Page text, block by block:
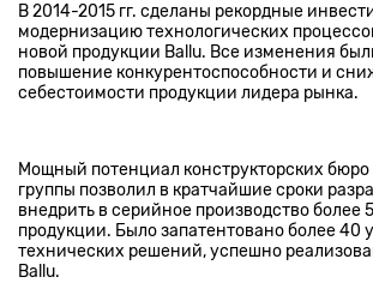
В 2014-2015 гг. сделаны рекордные
модернизацию технологических
новой продукции Ballu. Все изменения
повышение конкурентоспособности и
себестоимости продукции лидера рынка.
Мощный потенциал конструкторских
группы позволил в кратчайшие сроки
внедрить в серийное производство более
продукции. Было запатентовано более 40
технических решений, успешно
Ballu.